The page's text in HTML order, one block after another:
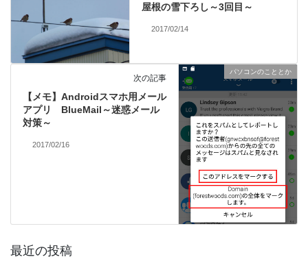
屋根の雪下ろし～3回目～
2017/02/14
パソコンのこととか
次の記事
【メモ】Androidスマホ用メール
アプリ BlueMail～迷惑メール
対策～
2017/02/16
最近の投稿